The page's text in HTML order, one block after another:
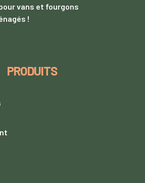
vans et fourgons
!
PRODUITS